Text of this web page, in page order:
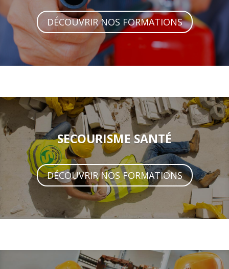
DÉCOUVRIR NOS FORMATIONS
SECOURISME SANTÉ
DÉCOUVRIR NOS FORMATIONS